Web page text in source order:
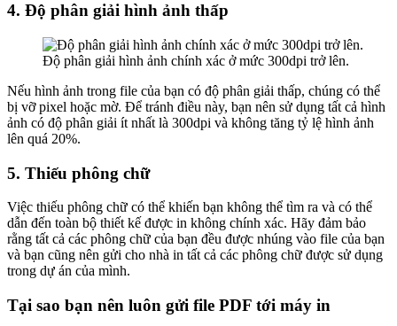
4. Độ phân giải hình ảnh thấp
Độ phân giải hình ảnh chính xác ở mức 300dpi trở lên.
Nếu hình ảnh trong file của bạn có độ phân giải thấp, chúng có thể
bị vỡ pixel hoặc mờ. Để tránh điều này, bạn nên sử dụng tất cả hình
ảnh có độ phân giải ít nhất là 300dpi và không tăng tỷ lệ hình ảnh
lên quá 20%.
5. Thiếu phông chữ
Việc thiếu phông chữ có thể khiến bạn không thể tìm ra và có thể
dẫn đến toàn bộ thiết kế được in không chính xác. Hãy đảm bảo
rằng tất cả các phông chữ của bạn đều được nhúng vào file của bạn
và bạn cũng nên gửi cho nhà in tất cả các phông chữ được sử dụng
trong dự án của mình.
Tại sao bạn nên luôn gửi file PDF tới máy in